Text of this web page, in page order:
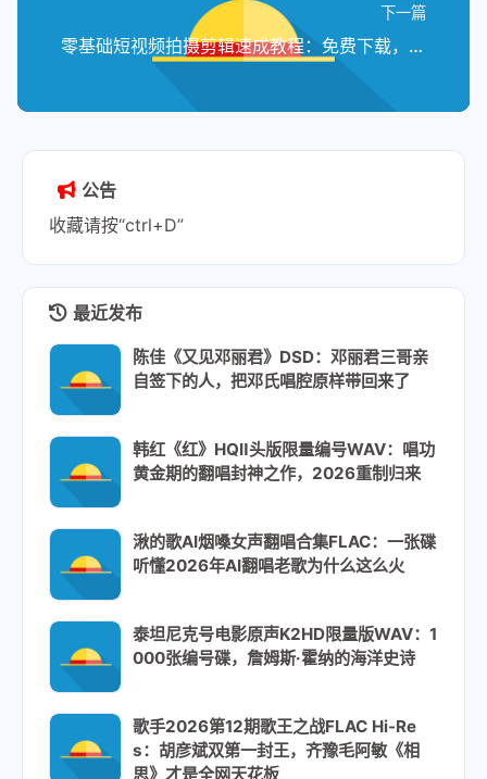
下一篇
零基础短视频拍摄剪辑速成教程：免费下载，开启创作之旅
公告
收藏请按“ctrl+D”
最近发布
陈佳《又见邓丽君》DSD：邓丽君三哥亲
自签下的人，把邓氏唱腔原样带回来了
韩红《红》HQⅡ头版限量编号WAV：唱功
黄金期的翻唱封神之作，2026重制归来
湫的歌AI烟嗓女声翻唱合集FLAC：一张碟
听懂2026年AI翻唱老歌为什么这么火
泰坦尼克号电影原声K2HD限量版WAV：1
000张编号碟，詹姆斯·霍纳的海洋史诗
歌手2026第12期歌王之战FLAC Hi-Re
s：胡彦斌双第一封王，齐豫毛阿敏《相
思》才是全网天花板